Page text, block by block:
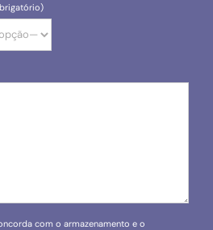
com o armazenamento e o